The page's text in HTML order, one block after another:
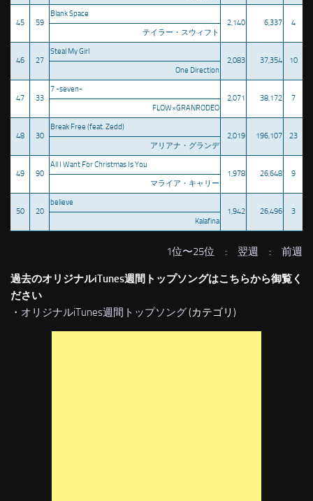
45 59
Blank Space
2,140
6,337
4
テイラー・スウィフト
46 27
Steal My Girl
2,083
37,354
10
One Direction
47 33
7 -seven-
2,071
38,172
7
FLOW×GRANRODEO
48 30
Break Free (feat. Zedd)
2,019
196,107
23
アリアナ・グランデ
49 90
All I Want For Christmas Is You
1,978
26,648
9
マライア・キャリー
50 20
believe
1,942
26,496
3
Kalafina
1位〜25位 : 翌週 : 前週
過去のオリジナルiTunes週間トップソングはこちらから御覧く
ださい
・ オリジナルiTunes週間トップソング(カテゴリ)